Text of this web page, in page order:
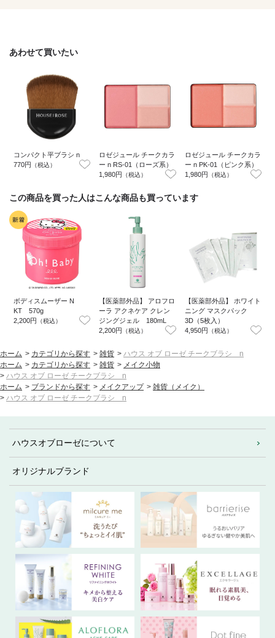
あわせて買いたい
コンパクト平ブラシ n
770円
（税込）
ロゼジュール チークカラ
ー n RS-01（ローズ系）
1,980円
（税込）
ロゼジュール チークカラ
ー n PK-01（ピンク系）
1,980円
（税込）
この商品を買った人はこんな商品も買っています
ボディスムーザー N
KT 570g
2,200円 （税込）
【医薬部外品】 アロフロ
ーラ アクネケア クレン
ジングジェル 180mL
2,200円
（税込）
【医薬部外品】 ホワイト
ニング マスクパック
3D（5枚入）
4,950円 （税込）
ホーム > カテゴリから探す > 雑貨 > ハウス オブ ローゼ チークブラシ n
ホーム > カテゴリから探す > 雑貨 > メイク小物
> ハウス オブ ローゼ チークブラシ n
ホーム > ブランドから探す > メイクアップ > 雑貨（メイク）
> ハウス オブ ローゼ チークブラシ n
ハウスオブローゼについて
オリジナルブランド